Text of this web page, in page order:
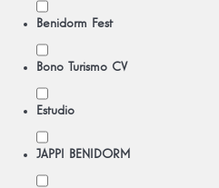
Benidorm Fest
Bono Turismo CV
Estudio
JAPPI BENIDORM